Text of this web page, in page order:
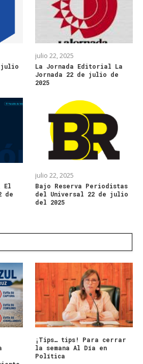
julio
julio 22, 2025
La Jornada Editorial La
Jornada 22 de julio de
2025
El
de
julio 22, 2025
Bajo Reserva Periodistas
del Universal 22 de julio
del 2025
¡Tips… tips! Para cerrar
la semana Al Día en
Política